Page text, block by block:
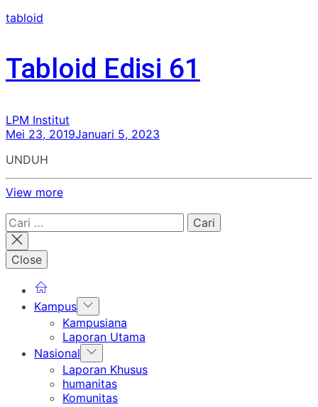
tabloid
Tabloid Edisi 61
LPM Institut
Mei 23, 2019Januari 5, 2023
UNDUH
View more
Cari
untuk:
Close
Kampus Show
sub
menu
Kampusiana
Laporan Utama
Nasional Show
sub
menu
Laporan Khusus
humanitas
Komunitas